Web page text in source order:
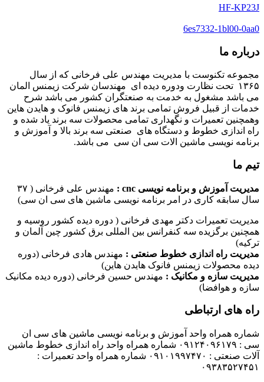
HF-KP23J
6es7332-1bl00-0aa0
درباره ما
مجموعه تکنوست با مدیریت مهندس علی فرخانی که از سال
۱۳۶۵ تحت نظارت ودوره دیده ای مهندسان شرکت زیمنس المان
می باشد مشغول به خدمت به صنعتگران کشور می باشد شرح
خدمات از قبیل فروش تمامی برند های زیمنس فانوک و هایدن هاین
وهمچنین تعمیرات و نگهداری تمامی محصولات سه برند یاد شده و
راه اندازی خطوط و دستگاه های صنعتی سه برند بالا و آموزش و
برنامه نویسی ماشین الات سی ان سی می باشد.
تیم ما
مدیریت آموزش و برنامه نویسی cnc :
مهندس علی فرخانی ( ۳۷
سال سابقه کاری در امر برنامه نویسی ماشین های سی ان سی)
مدیریت تعمیرات دکتر مهدی فرخانی ( دوره دیده کشور روسیه و
همچنین برگزیده سه کنفرانس بین المللی برق کشور چین آلمان و
ترکیه)
مدیریت راه اندازی خطوط صنعتی : مهندس هادی فرخانی (دوره
دیده محصولات زیمنس فانوک هایدن هاین)
مدیریت سازه و مکانیک : مهندس حسین فرخانی (دوره دیده مکانیک
سازه و هوافضا)
راه های ارتباطی
شماره همراه واحد آموزش و برنامه نویسی ماشین های سی ان
سی : ۰۹۱۲۴۰۹۶۱۷۹ شماره همراه واحد راه اندازی خطوط ماشین
آلات صنعتی : ۰۹۱۰۱۹۹۷۴۷۰ شماره همراه واحد تعمیرات :
۰۹۳۸۳۵۲۷۴۵۱